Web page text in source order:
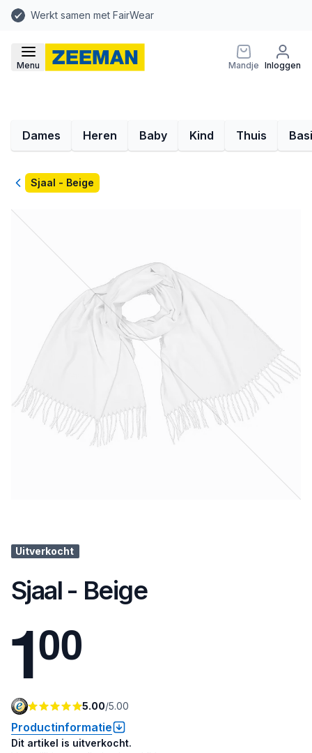
Werkt samen met FairWear
Menu Mandje Inloggen
Dames Heren Baby Kind Thuis
TerugSjaal - Beige
Uitverkocht
Sjaal - Beige
100
5.00/5.00
Productinformatie
Dit artikel is uitverkocht.